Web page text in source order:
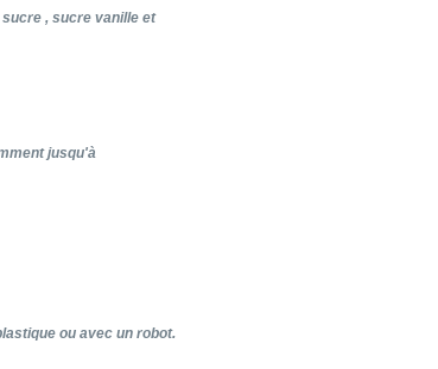
, sucre vanille et
jusqu'à
ou avec un robot.